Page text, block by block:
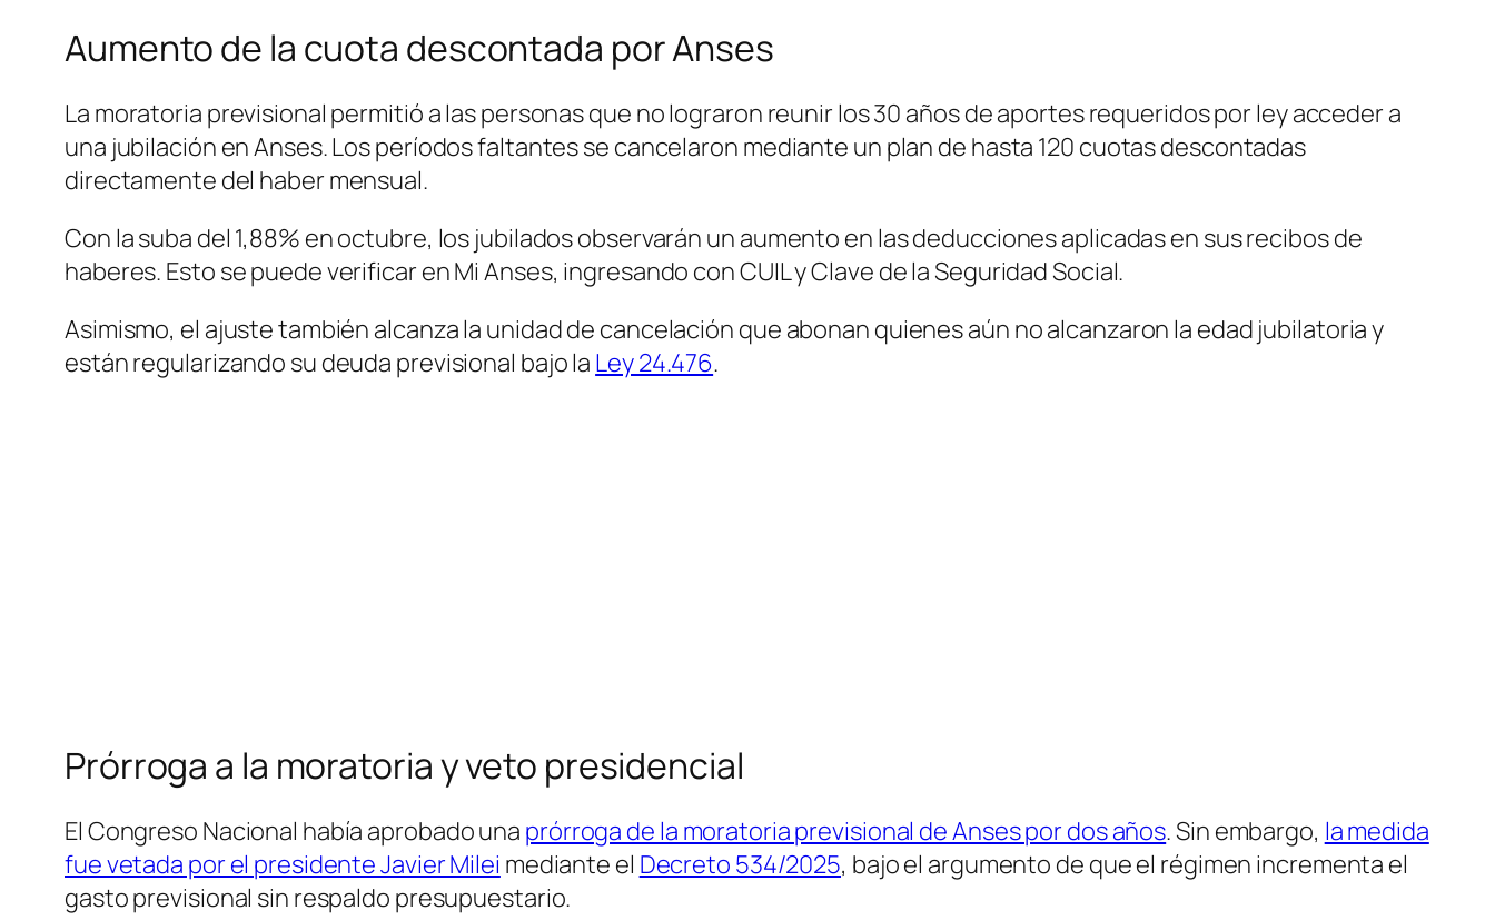
Aumento de la cuota descontada por Anses
La moratoria previsional permitió a las personas que no lograron reunir los 30 años de aportes requeridos por ley acceder a
una jubilación en Anses. Los períodos faltantes se cancelaron mediante un plan de hasta 120 cuotas descontadas
directamente del haber mensual.
Con la suba del 1,88% en octubre, los jubilados observarán un aumento en las deducciones aplicadas en sus recibos de
haberes. Esto se puede verificar en Mi Anses, ingresando con CUIL y Clave de la Seguridad Social.
Asimismo, el ajuste también alcanza la unidad de cancelación que abonan quienes aún no alcanzaron la edad jubilatoria y
están regularizando su deuda previsional bajo la Ley 24.476.
Prórroga a la moratoria y veto presidencial
El Congreso Nacional había aprobado una prórroga de la moratoria previsional de Anses por dos años. Sin embargo, la medida
fue vetada por el presidente Javier Milei mediante el Decreto 534/2025, bajo el argumento de que el régimen incrementa el
gasto previsional sin respaldo presupuestario.